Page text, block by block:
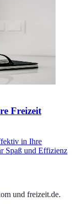
Freizeit
in Ihre
Spaß und Effizienz
und freizeit.de.